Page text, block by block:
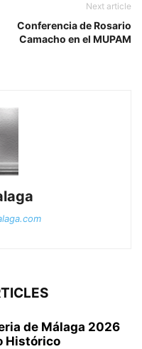
Next article
Conferencia de Rosario
Camacho en el MUPAM
de Málaga 2026
Histórico